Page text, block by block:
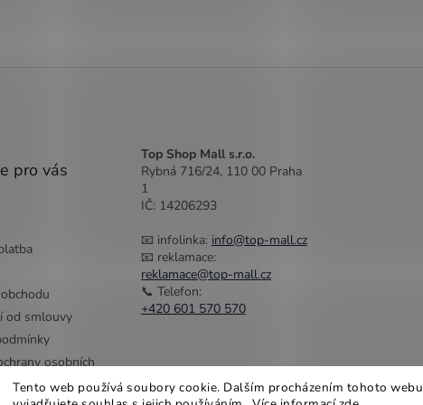
Tento web používá soubory cookie. Dalším procházením tohoto webu
pro vás
od smlouvy
osobních
Top Shop Mall s.r.o.
Rybná 716/24, 110 00 Praha
1
IČ: 14206293
📧 infolinka: info@top-mall.cz
📧 reklamace:
reklamace@top-mall.cz
📞 Telefon:
+420 601 570 570